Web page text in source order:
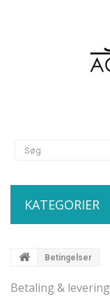
KATEGORIER
Betingelser
Betaling & levering